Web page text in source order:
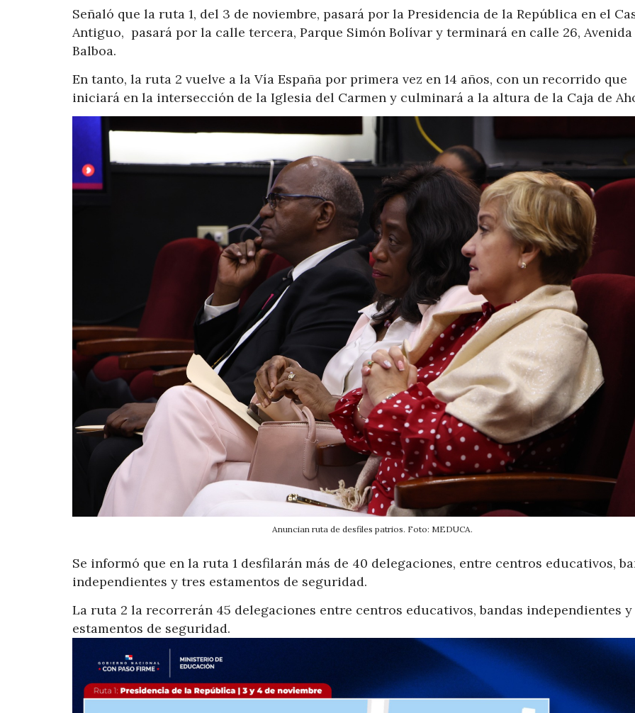
Señaló que la ruta 1, del 3 de noviembre, pasará por la Presidencia de la República en el
Antiguo, pasará por la calle tercera, Parque Simón Bolívar y terminará en calle 26, Avenida
Balboa.
En tanto, la ruta 2 vuelve a la Vía España por primera vez en 14 años, con un recorrido que
iniciará en la intersección de la Iglesia del Carmen y culminará a la altura de la Caja de
Anuncian ruta de desfiles patrios. Foto: MEDUCA.
Se informó que en la ruta 1 desfilarán más de 40 delegaciones, entre centros educativos,
independientes y tres estamentos de seguridad.
La ruta 2 la recorrerán 45 delegaciones entre centros educativos, bandas independientes y
estamentos de seguridad.